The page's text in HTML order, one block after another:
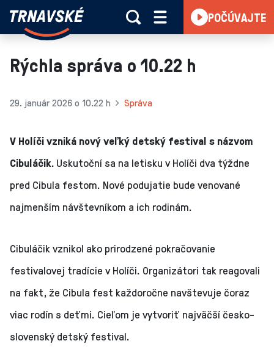
Skočiť na obsah
Trnavské
Vieme,
čo
deje
POČÚVAJTE
Rýchla správa o 10.22 h
29. január 2026 o 10.22 h Správa
V Holíči vzniká nový veľký detský festival s názvom
Cibuláčik. Uskutoční sa na letisku v Holíči dva týždne
pred Cibula festom. Nové podujatie bude venované
najmenším návštevníkom a ich rodinám.
Cibuláčik vznikol ako prirodzené pokračovanie
festivalovej tradície v Holíči. Organizátori tak reagovali
na fakt, že Cibula fest každoročne navštevuje čoraz
viac rodín s deťmi. Cieľom je vytvoriť najväčší česko-
slovenský detský festival.